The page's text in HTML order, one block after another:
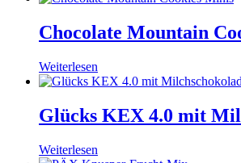
Chocolate Mountain
Weiterlesen
Glücks KEX 4.0 mit
Weiterlesen